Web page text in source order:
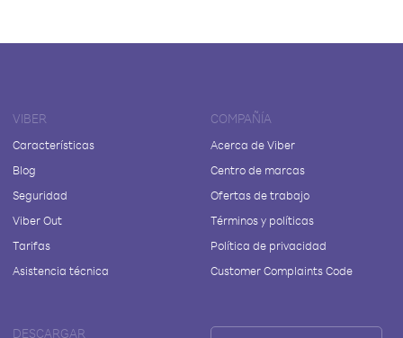
VIBER
Características
Blog
Seguridad
Viber Out
Tarifas
Asistencia técnica
COMPAÑÍA
Acerca de Viber
Centro de marcas
Ofertas de trabajo
Términos y políticas
Política de privacidad
Customer Complaints Code
DESCARGAR